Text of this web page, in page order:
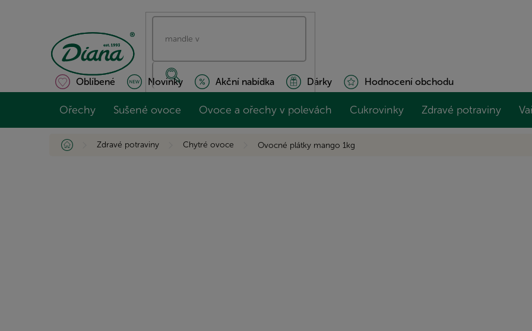
Oblíbené Novinky Akční nabídka Dárky Hodnocení obchodu
Ořechy Sušené ovoce Ovoce a ořechy v polevách Cukrovinky Zdravé potraviny
Domů Zdravé potraviny Chytré ovoce Ovocné plátky mango 1kg